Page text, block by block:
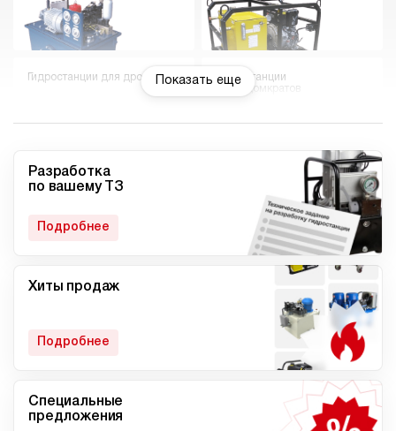
Гидростанции для дровокола
Гидростанции
гидродомкратов
Гидростанции для токарного
Мини гидростанции
Компактные гидростанции
Мобильные гидростанции Гидростанции с ДВС
Показать еще
Разработка
по вашему ТЗ
Подробнее
Хиты продаж
Подробнее
Специальные
предложения